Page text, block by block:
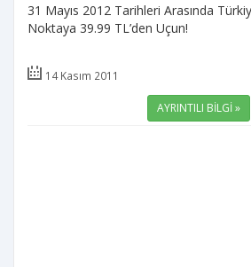
31 Mayıs 2012 Tarihleri Arasında
Noktaya 39.99 TL’den Uçun!
14 Kasım 2011
AYRINTILI BİLGİ »